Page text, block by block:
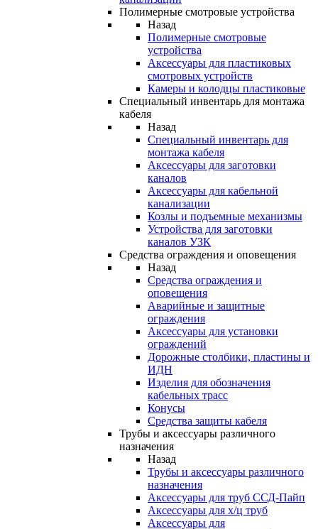
Полимерные смотровые устройства
Назад
Полимерные смотровые
устройства
Аксессуары для пластиковых
смотровых устройств
Камеры и колодцы пластиковые
Специальный инвентарь для монтажа
кабеля
Назад
Специальный инвентарь для
монтажа кабеля
Аксессуары для заготовки
каналов
Аксессуары для кабельной
канализации
Козлы и подъемные механизмы
Устройства для заготовки
каналов УЗК
Средства ограждения и оповещения
Назад
Средства ограждения и
оповещения
Аварийные и защитные
ограждения
Аксессуары для установки
ограждений
Дорожные столбики, пластины и
ИДН
Изделия для обозначения
кабельных трасс
Конусы
Средства защиты кабеля
Трубы и аксессуары различного
назначения
Назад
Трубы и аксессуары различного
назначения
Аксессуары для труб ССД-Пайп
Аксессуары для х/ц труб
Аксессуары для